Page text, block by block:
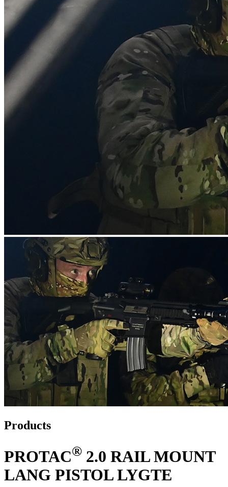
Products
PROTAC® 2.0 RAIL MOUNT
LANG PISTOL LYGTE